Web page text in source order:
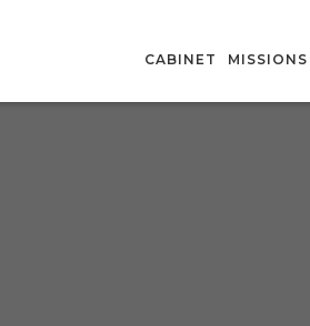
CABINET MISSIONS